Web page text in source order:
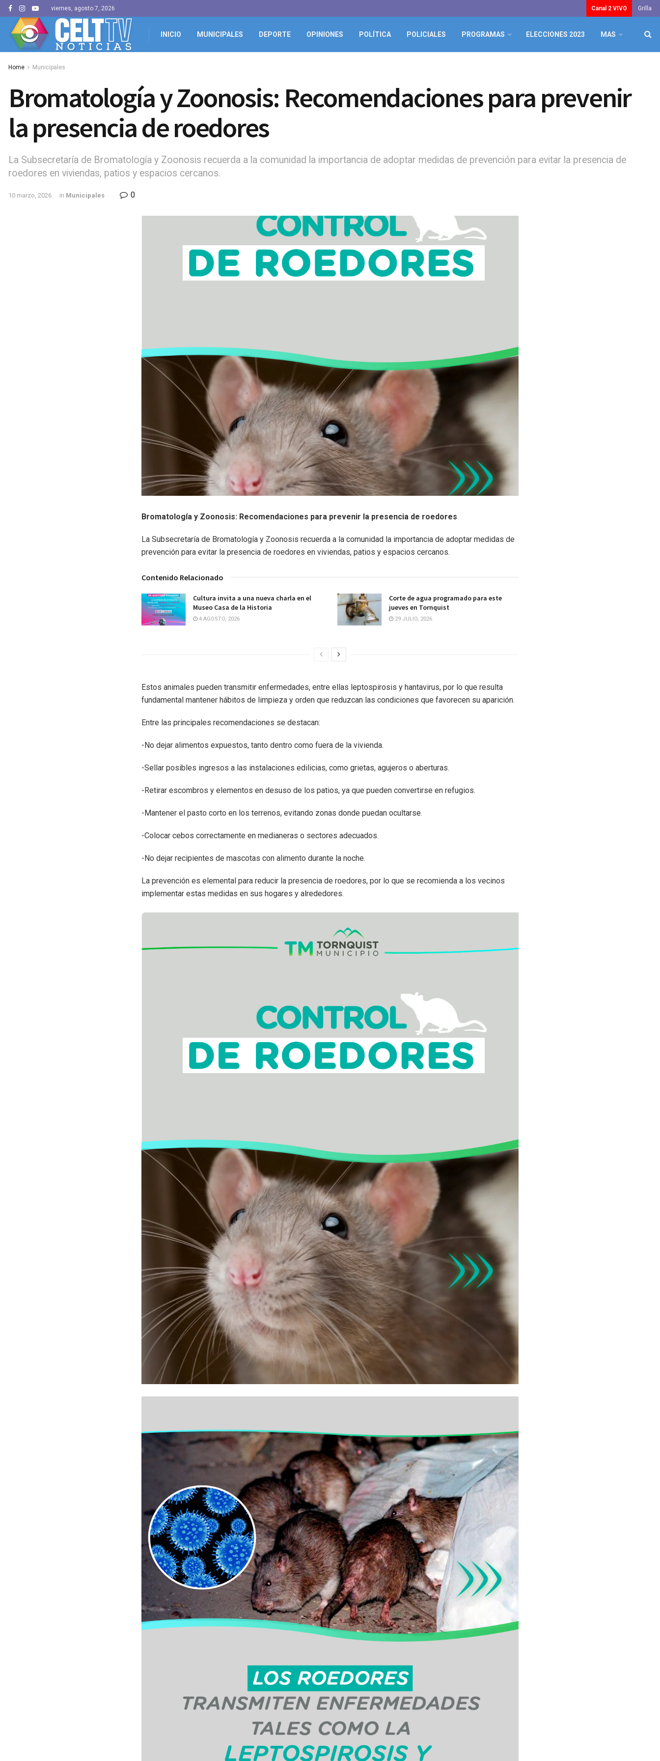
viernes, agosto 7, 2026 Canal 2 VIVO Grilla
INICIO MUNICIPALES DEPORTE OPINIONES POLÍTICA POLICIALES PROGRAMAS ELECCIONES 2023 MAS
Home Municipales
Bromatología y Zoonosis: Recomendaciones para prevenir
la presencia de roedores
La Subsecretaría de Bromatología y Zoonosis recuerda a la comunidad la importancia de adoptar medidas de prevención para evitar la presencia de
roedores en viviendas, patios y espacios cercanos.
10 marzo, 2026 in Municipales 0
Bromatología y Zoonosis: Recomendaciones para prevenir la presencia de roedores
La Subsecretaría de Bromatología y Zoonosis recuerda a la comunidad la importancia de adoptar medidas de
prevención para evitar la presencia de roedores en viviendas, patios y espacios cercanos.
Contenido Relacionado
Cultura invita a una nueva charla en el
Museo Casa de la Historia
4 AGOSTO, 2026
Corte de agua programado para este
jueves en Tornquist
29 JULIO, 2026
Estos animales pueden transmitir enfermedades, entre ellas leptospirosis y hantavirus, por lo que resulta
fundamental mantener hábitos de limpieza y orden que reduzcan las condiciones que favorecen su aparición.
Entre las principales recomendaciones se destacan:
-No dejar alimentos expuestos, tanto dentro como fuera de la vivienda.
-Sellar posibles ingresos a las instalaciones edilicias, como grietas, agujeros o aberturas.
-Retirar escombros y elementos en desuso de los patios, ya que pueden convertirse en refugios.
-Mantener el pasto corto en los terrenos, evitando zonas donde puedan ocultarse.
-Colocar cebos correctamente en medianeras o sectores adecuados.
-No dejar recipientes de mascotas con alimento durante la noche.
La prevención es elemental para reducir la presencia de roedores, por lo que se recomienda a los vecinos
implementar estas medidas en sus hogares y alrededores.